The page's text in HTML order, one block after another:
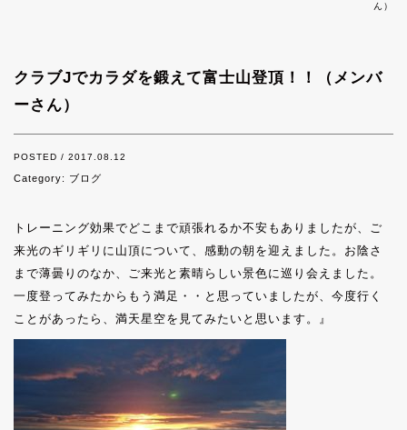
ん）
クラブJでカラダを鍛えて富士山登頂！！（メンバ
ーさん）
POSTED / 2017.08.12
Category: ブログ
トレーニング効果でどこまで頑張れるか不安もありましたが、
ご
来光のギリギリに山頂について、感動の朝を迎えました。お陰さ
まで薄曇りのなか、ご来光と素晴らしい景色に巡り会えました。
一度登ってみたからもう満足・・と思っていましたが、 今度行く
ことがあったら、満天星空を見てみたいと思います。』